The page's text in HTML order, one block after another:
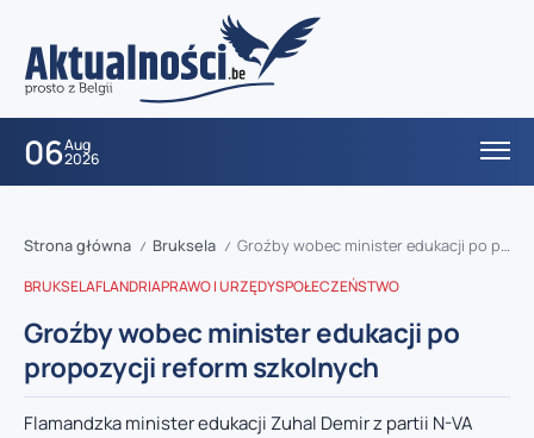
06Aug
2026
Strona główna / Bruksela / Groźby wobec minister edukacji po propozycji reform szkolnych
BRUKSELAFLANDRIAPRAWO I URZĘDYSPOŁECZEŃSTWO
Groźby wobec minister edukacji po
propozycji reform szkolnych
Flamandzka minister edukacji Zuhal Demir z partii N-VA